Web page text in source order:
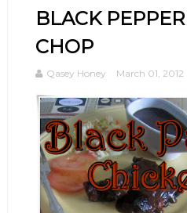
BLACK
CHOP
Qasey Honey March 01, 2012